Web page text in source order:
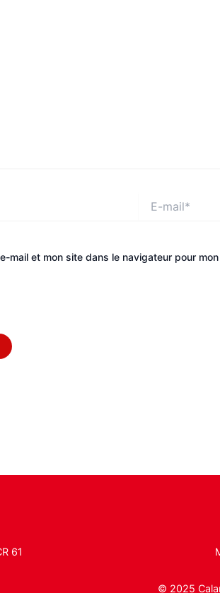
mail*
mail et mon site dans le navigateur pour
61
© 2025